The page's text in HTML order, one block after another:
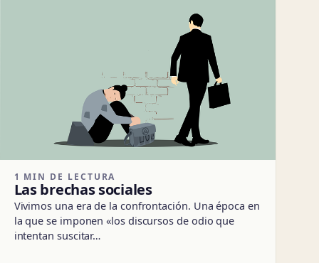
1 MIN DE LECTURA
Las brechas sociales
Vivimos una era de la confrontación. Una época en
la que se imponen «los discursos de odio que
intentan suscitar…